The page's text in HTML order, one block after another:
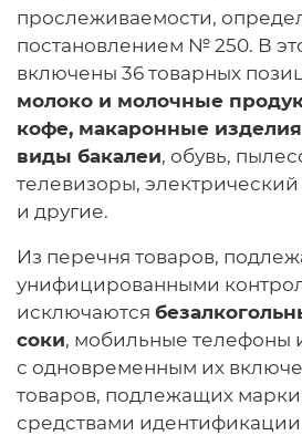
прослеживаемости,
постановлением № 250. В
включены 36 товарных
молоко и молочные
кофе, макаронные
виды бакалеи, обувь,
телевизоры,
и другие.
Из перечня товаров,
унифицированными
исключаются
соки, мобильные телефоны
с одновременным их
товаров, подлежащих
средствами